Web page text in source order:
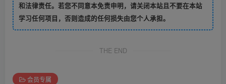
和法律责任。若您不同意本免责申明，请关闭本站且不要在本站
学习任何项目，否则造成的任何损失由您个人承担。
THE END
会员专属